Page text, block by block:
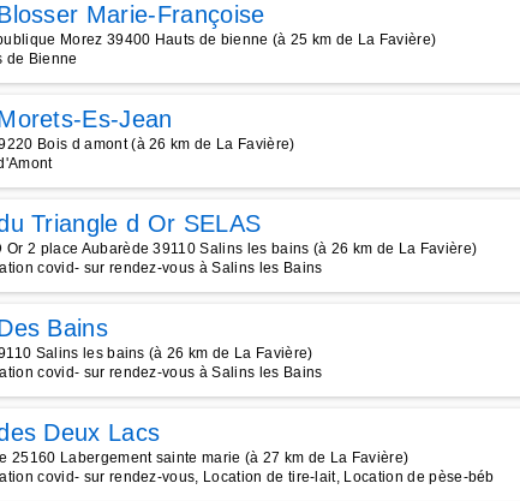
Marie-Françoise
Morez 39400 Hauts de bienne (à 25 km de La Favière)
de Bienne
Es-Jean
Bois d amont (à 26 km de La Favière)
Triangle d Or SELAS
Or 2 place Aubarède 39110 Salins les bains (à 26 km de La Favière)
covid- sur rendez-vous à Salins les Bains
Bains
Salins les bains (à 26 km de La Favière)
covid- sur rendez-vous à Salins les Bains
Deux Lacs
25160 Labergement sainte marie (à 27 km de La Favière)
covid- sur rendez-vous, Location de tire-lait, Location de pèse-béb